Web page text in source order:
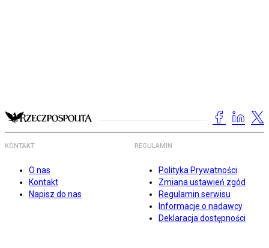
KONTAKT
O nas
Kontakt
Napisz do nas
REGULAMIN
Polityka Prywatności
Zmiana ustawień zgód
Regulamin serwisu
Informacje o nadawcy
Deklaracja dostępności